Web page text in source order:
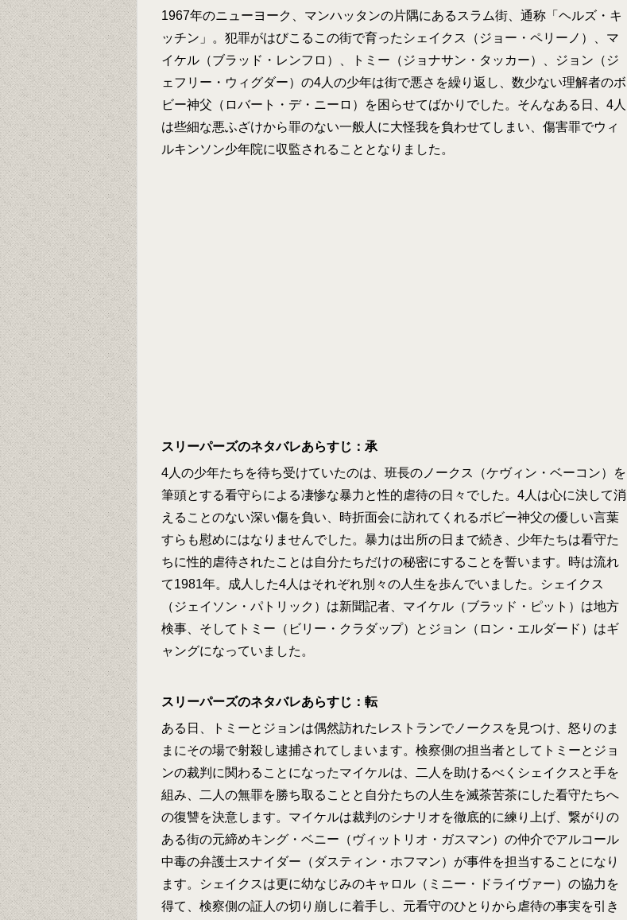
1967年のニューヨーク、マンハッタンの片隅にあるスラム街、通称「ヘルズ・キ
ッチン」。犯罪がはびこるこの街で育ったシェイクス（ジョー・ペリーノ）、マ
イケル（ブラッド・レンフロ）、トミー（ジョナサン・タッカー）、ジョン（ジ
ェフリー・ウィグダー）の4人の少年は街で悪さを繰り返し、数少ない理解者のボ
ビー神父（ロバート・デ・ニーロ）を困らせてばかりでした。そんなある日、4人
は些細な悪ふざけから罪のない一般人に大怪我を負わせてしまい、傷害罪でウィ
ルキンソン少年院に収監されることとなりました。
スリーパーズのネタバレあらすじ：承
4人の少年たちを待ち受けていたのは、班長のノークス（ケヴィン・ベーコン）を
筆頭とする看守らによる凄惨な暴力と性的虐待の日々でした。4人は心に決して消
えることのない深い傷を負い、時折面会に訪れてくれるボビー神父の優しい言葉
すらも慰めにはなりませんでした。暴力は出所の日まで続き、少年たちは看守た
ちに性的虐待されたことは自分たちだけの秘密にすることを誓います。時は流れ
て1981年。成人した4人はそれぞれ別々の人生を歩んでいました。シェイクス
（ジェイソン・パトリック）は新聞記者、マイケル（ブラッド・ピット）は地方
検事、そしてトミー（ビリー・クラダップ）とジョン（ロン・エルダード）はギ
ャングになっていました。
スリーパーズのネタバレあらすじ：転
ある日、トミーとジョンは偶然訪れたレストランでノークスを見つけ、怒りのま
まにその場で射殺し逮捕されてしまいます。検察側の担当者としてトミーとジョ
ンの裁判に関わることになったマイケルは、二人を助けるべくシェイクスと手を
組み、二人の無罪を勝ち取ることと自分たちの人生を滅茶苦茶にした看守たちへ
の復讐を決意します。マイケルは裁判のシナリオを徹底的に練り上げ、繋がりの
ある街の元締めキング・ベニー（ヴィットリオ・ガスマン）の仲介でアルコール
中毒の弁護士スナイダー（ダスティン・ホフマン）が事件を担当することになり
ます。シェイクスは更に幼なじみのキャロル（ミニー・ドライヴァー）の協力を
得て、検察側の証人の切り崩しに着手し、元看守のひとりから虐待の事実を引き